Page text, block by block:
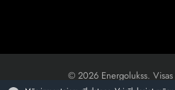
© 2026 Energolukss. Visas